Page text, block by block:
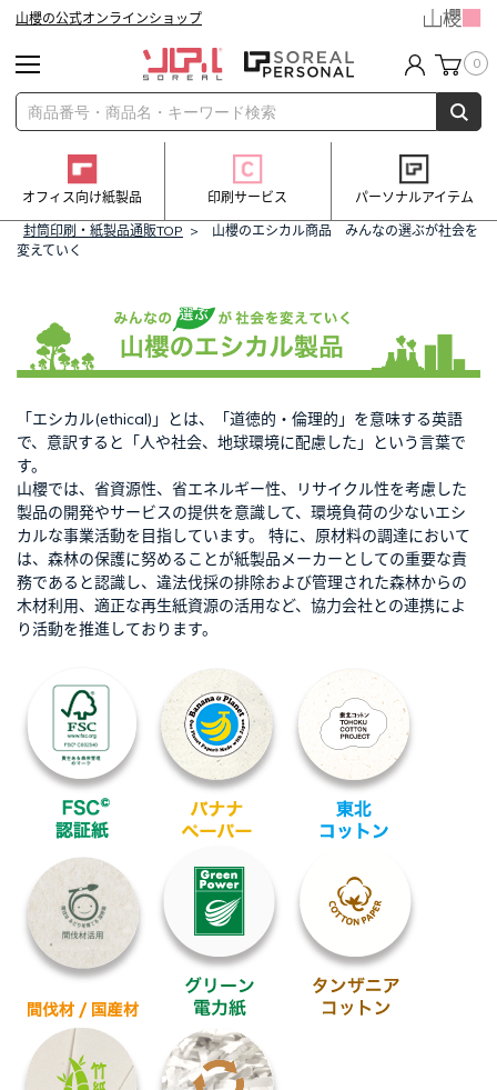
山櫻の公式オンラインショップ
0
オフィス向け紙製品 印刷サービス
パーソナルアイテム
封筒印刷・紙製品通販TOP > 山櫻のエシカル商品 みんなの選ぶが社会を
変えていく
「エシカル(ethical)」とは、「道徳的・倫理的」を意味する英語
で、意訳すると「人や社会、地球環境に配慮した」という言葉で
す。
山櫻では、省資源性、省エネルギー性、リサイクル性を考慮した
製品の開発やサービスの提供を意識して、環境負荷の少ないエシ
カルな事業活動を目指しています。 特に、原材料の調達において
は、森林の保護に努めることが紙製品メーカーとしての重要な責
務であると認識し、違法伐採の排除および管理された森林からの
木材利用、適正な再生紙資源の活用など、協力会社との連携によ
り活動を推進しております。